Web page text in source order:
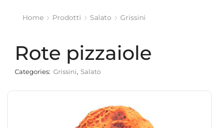
Home Prodotti Salato Grissini
Rote pizzaiole
Categories: Grissini, Salato